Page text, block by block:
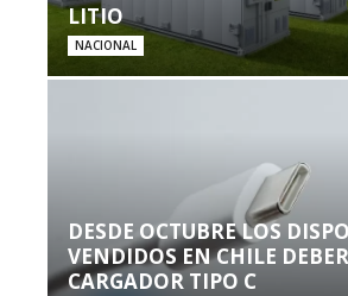
LITIO
NACIONAL
DESDE OCTUBRE LOS
VENDIDOS EN CHILE
CARGADOR TIPO C